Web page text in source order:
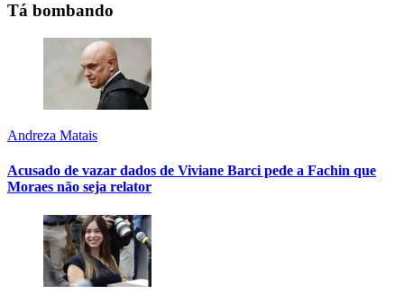
Tá bombando
Andreza Matais
Acusado de vazar dados de Viviane Barci pede a Fachin que
Moraes não seja relator